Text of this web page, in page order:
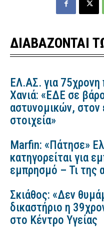
ΔΙΑΒΑΖΟΝΤΑΙ
ΕΛ.ΑΣ. για
Χανιά: «ΕΔΕ σε
αστυνομικών, στον
στοιχεία»
Marfin: «Πάτησε»
κατηγορείται για
εμπρησμό – Τι της
Σκιάθος: «Δεν
δικαστήριο η
στο Κέντρο Υγείας